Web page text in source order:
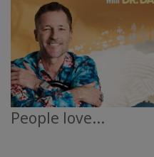
People love...